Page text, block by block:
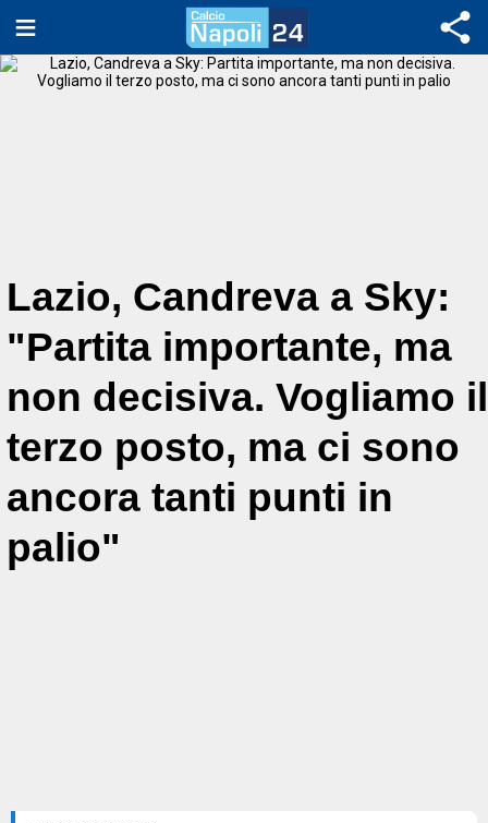
Lazio, Candreva a Sky:
"Partita importante, ma
non decisiva. Vogliamo il
terzo posto, ma ci sono
ancora tanti punti in
palio"